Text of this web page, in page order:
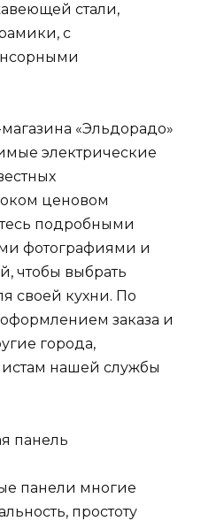
стали,
с
«Эльдорадо»
электрические
ценовом
подробными
фотографиями и
чтобы выбрать
своей кухни. По
заказа и
города,
нашей службы
панель
панели многие
простоту